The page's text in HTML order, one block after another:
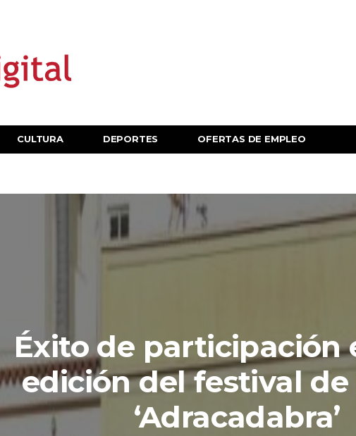
CULTURA DEPORTES OFERTAS DE EMPLEO
Éxito de participación
edición del festival
‘Adracadabra’